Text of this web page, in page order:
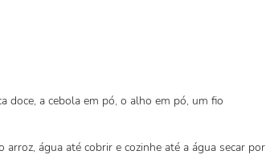
doce, a cebola em pó, o alho em pó, um fio
água até cobrir e cozinhe até a água secar por